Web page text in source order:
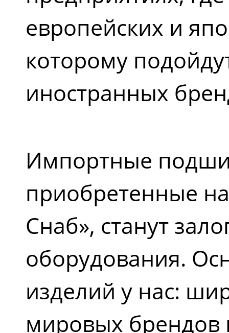
европейских и
которому
иностранных
Импортные
приобретенные
Снаб», станут
оборудования.
изделий у нас:
мировых брендов